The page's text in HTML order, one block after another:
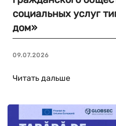
социальных услуг
дом»
09.07.2026
Читать дальше